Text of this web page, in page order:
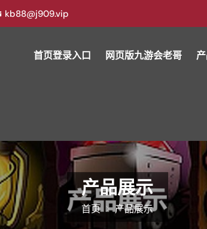
kb88@j909.vip
首页登录入口 网页版九游会老哥
产品展示
首页 产品展示